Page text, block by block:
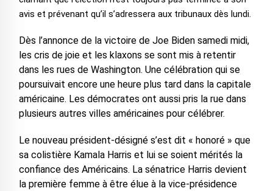
avis et prévenant qu’il s’adressera aux tribunaux dès lundi.
Dès l’annonce de la victoire de Joe Biden samedi midi,
les cris de joie et les klaxons se sont mis à retentir
dans les rues de Washington. Une célébration qui se
poursuivait encore une heure plus tard dans la capitale
américaine. Les démocrates ont aussi pris la rue dans
plusieurs autres villes américaines pour célébrer.
Le nouveau président-désigné s’est dit « honoré » que
sa colistière Kamala Harris et lui se soient mérités la
confiance des Américains. La sénatrice Harris devient
la première femme à être élue à la vice-présidence